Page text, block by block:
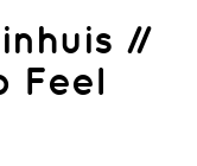
//
Feel